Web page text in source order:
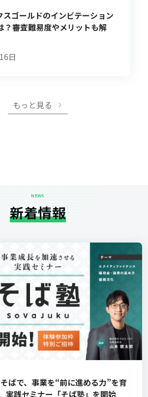
スゴールドのインビテーション
？審査難易度やメリットも解
日
もっと見る
NEWS
新着情報
そばで、事業を“前に進める力”を育
実践セミナー「そば塾」を開始